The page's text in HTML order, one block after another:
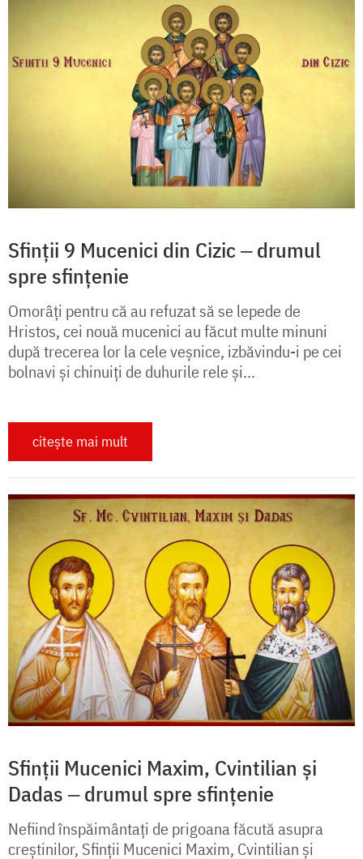
Sfinții 9 Mucenici din Cizic ‒ drumul
spre sfințenie
Omorâți pentru că au refuzat să se lepede de
Hristos, cei nouă mucenici au făcut multe minuni
după trecerea lor la cele veșnice, izbăvindu-i pe cei
bolnavi și chinuiți de duhurile rele și...
citește mai mult
Sfinții Mucenici Maxim, Cvintilian și
Dadas ‒ drumul spre sfințenie
Nefiind înspăimântați de prigoana făcută asupra
creștinilor, Sfinții Mucenici Maxim, Cvintilian și